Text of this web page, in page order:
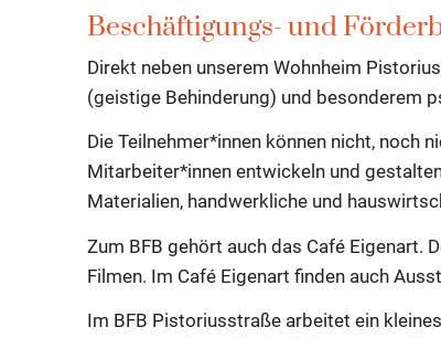
Beschäftigungs- und
Direkt neben unserem Wohnheim
(geistige Behinderung) und besonderem
Die Teilnehmer*innen können nicht, noch
Mitarbeiter*innen entwickeln und
Materialien, handwerkliche und
Zum BFB gehört auch das Café Eigenart.
Filmen. Im Café Eigenart finden auch
Im BFB Pistoriusstraße arbeitet ein